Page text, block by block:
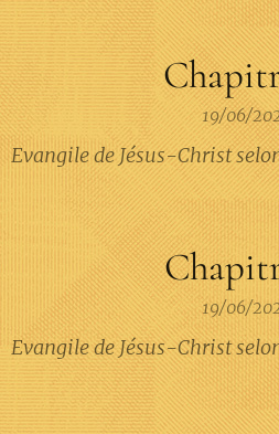
19/06/
Evangile de Jésus-Christ
19/06/
Evangile de Jésus-Christ